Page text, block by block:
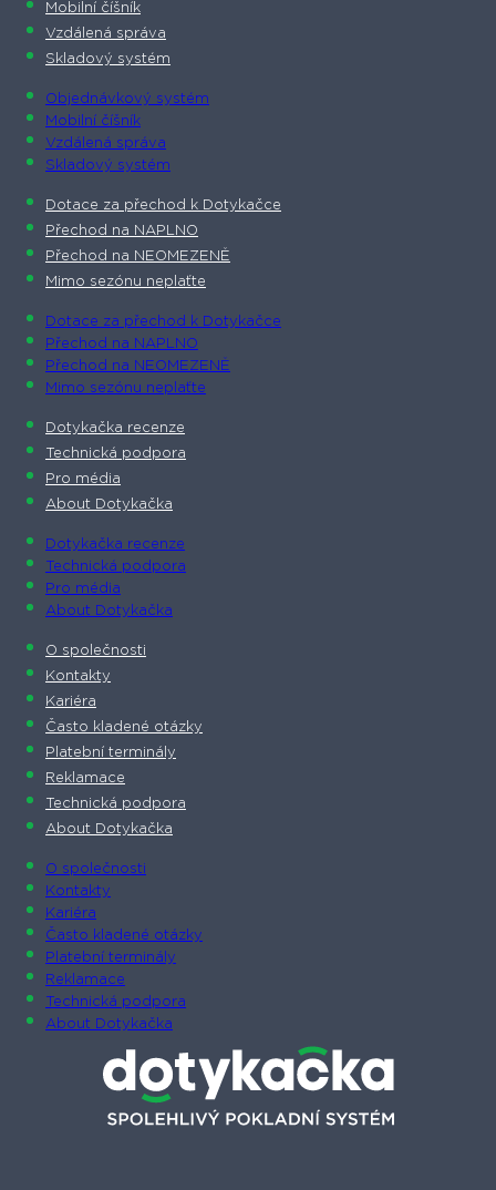
Mobilní číšník
Vzdálená správa
Skladový systém
Objednávkový systém
Mobilní číšník
Vzdálená správa
Skladový systém
Dotace za přechod k Dotykačce
Přechod na NAPLNO
Přechod na NEOMEZENĚ
Mimo sezónu neplaťte
Dotace za přechod k Dotykačce
Přechod na NAPLNO
Přechod na NEOMEZENĚ
Mimo sezónu neplaťte
Dotykačka recenze
Technická podpora
Pro média
About Dotykačka
Dotykačka recenze
Technická podpora
Pro média
About Dotykačka
O společnosti
Kontakty
Kariéra
Často kladené otázky
Platební terminály
Reklamace
Technická podpora
About Dotykačka
O společnosti
Kontakty
Kariéra
Často kladené otázky
Platební terminály
Reklamace
Technická podpora
About Dotykačka